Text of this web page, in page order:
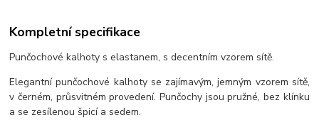
Kompletní specifikace
Punčochové kalhoty s elastanem, s decentním vzorem sítě.
Elegantní punčochové kalhoty se zajímavým, jemným vzorem sítě,
v černém, průsvitném provedení. Punčochy jsou pružné, bez klínku
a se zesílenou špicí a sedem.